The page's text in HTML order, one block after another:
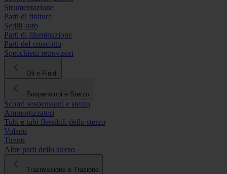
Strumentazione
Parti di finitura
Sedili auto
Parti di illuminazione
Parti del cruscotto
Specchietti retrovisori
Oli e Fluidi
Sospensioni e Sterzo
Scopri sospensioni e sterzo
Ammortizzatori
Tubi e tubi flessibili dello sterzo
Volanti
Tiranti
Altre parti dello sterzo
Trasmissione e Trazione